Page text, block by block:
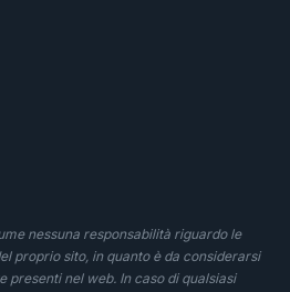
nessuna responsabilità riguardo le
proprio sito, in quanto è da considerarsi
presenti nel web. In caso di qualsiasi